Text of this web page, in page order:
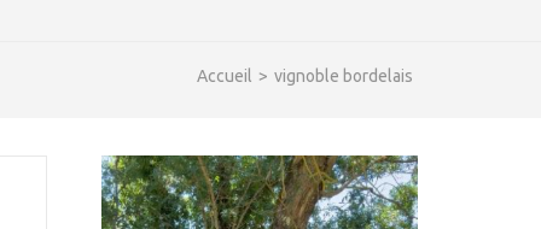
Accueil > vignoble bordelais